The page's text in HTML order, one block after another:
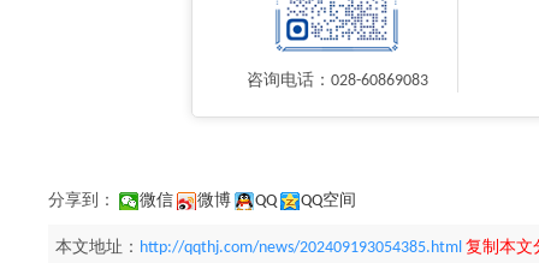
咨询电话：028-60869083
分享到： 微信 微博 QQ QQ空间
本文地址： http://qqthj.com/news/202409193054385.html 复制本文